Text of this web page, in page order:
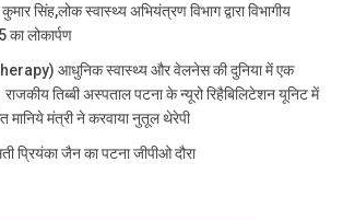
सिंह,लोक स्वास्थ्य अभियंत्रण विभाग द्वारा विभागीय
लोकार्पण
आधुनिक स्वास्थ्य और वेलनेस की दुनिया में एक
तिब्बी अस्पताल पटना के न्यूरो रिहैबिलिटेशन यूनिट में
मानिये मंत्री ने करवाया नुतूल थेरेपी
प्रियंका जैन का पटना जीपीओ दौरा